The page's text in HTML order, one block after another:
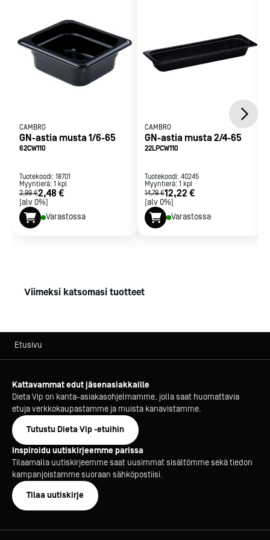
CAMBRO
GN-astia musta 1/6-65
62CW110
Tuotekoodi: 18701
Myyntierä: 1 kpl
2,99 €2,48 €
[alv 0%]
Varastossa
CAMBRO
GN-astia musta 2/4-65
22LPCW110
Tuotekoodi: 40245
Myyntierä: 1 kpl
14,79 €12,22 €
[alv 0%]
Varastossa
Viimeksi katsomasi tuotteet
Etusivu
Kattavammat edut jäsenasiakkaille
Dieta Vip on kanta-asiakasohjelmamme, jolla saat huomattavia
etuja verkkokaupastamme ja muista kanavistamme.
Tutustu Dieta Vip -etuihin
Inspiroidu uutiskirjeemme parissa
Tilaamalla uutiskirjeemme saat uusimmat sisältömme sekä tiedon
kampanjoistamme suoraan sähköpostiisi.
Tilaa uutiskirje